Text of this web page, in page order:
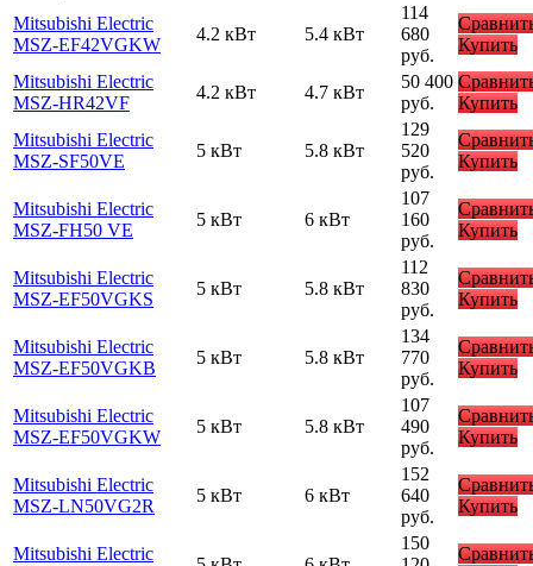
Mitsubishi Electric
MSZ-EF42VGKW
4.2 кВт 5.4 кВт
114
680
руб.
Купить
Mitsubishi Electric
MSZ-HR42VF
4.2 кВт 4.7 кВт
50 400
руб.
Купить
Mitsubishi Electric
MSZ-SF50VE
5 кВт 5.8 кВт
129
520
руб.
Купить
Mitsubishi Electric
MSZ-FH50 VE
5 кВт 6 кВт
107
160
руб.
Купить
Mitsubishi Electric
MSZ-EF50VGKS
5 кВт 5.8 кВт
112
830
руб.
Купить
Mitsubishi Electric
MSZ-EF50VGKB
5 кВт 5.8 кВт
134
770
руб.
Купить
Mitsubishi Electric
MSZ-EF50VGKW
5 кВт 5.8 кВт
107
490
руб.
Купить
Mitsubishi Electric
MSZ-LN50VG2R
5 кВт 6 кВт
152
640
руб.
Купить
Mitsubishi Electric
150